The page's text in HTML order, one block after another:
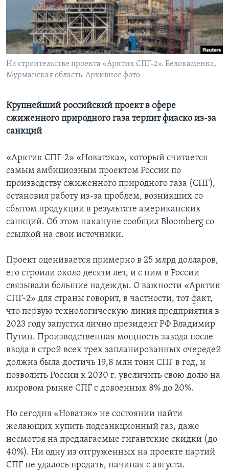
Learning English
СОЦИАЛЬНЫЕ СЕТИ
На строительстве проекта «Арктик СПГ-2». Белокаменка,
Мурманская область. Архивное фото
Крупнейший российский проект в сфере
сжиженного природного газа терпит фиаско из-за
санкций
«Арктик СПГ-2» «Новатэка», который считается
самым амбициозным проектом России по
производству сжиженного природного газа (СПГ),
остановил работу из-за проблем, возникших со
сбытом продукции в результате американских
санкций. Об этом накануне сообщил Bloomberg со
ссылкой на свои источники.
Проект оценивается примерно в 25 млрд долларов,
его строили около десяти лет, и с ним в России
связывали большие надежды. О важности «Арктик
СПГ-2» для страны говорит, в частности, тот факт,
что первую технологическую линия предприятия в
2023 году запустил лично президент РФ Владимир
Путин. Производственная мощность завода после
ввода в строй всех трех запланированных очередей
должна была достичь 19,8 млн тонн СПГ в год, и
позволить России к 2030 г. увеличить свою долю на
мировом рынке СПГ с довоенных 8% до 20%.
Но сегодня «Новатэк» не состоянии найти
желающих купить подсанкционный газ, даже
несмотря на предлагаемые гигантские скидки (до
40%). Ни одну из отгруженных на проекте партий
СПГ не удалось продать, начиная с августа.